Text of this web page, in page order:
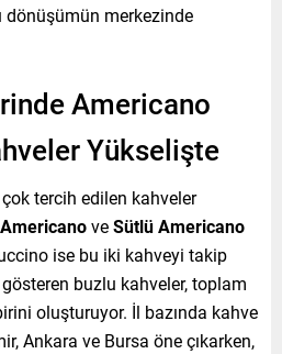
dönüşümün merkezinde
Americano
Yükselişte
tercih edilen kahveler
AmericanoveSütlü Americano
ise bu iki kahveyi takip
buzlu kahveler, toplam
oluşturuyor. İl bazında kahve
Ankara ve Bursa öne çıkarken,